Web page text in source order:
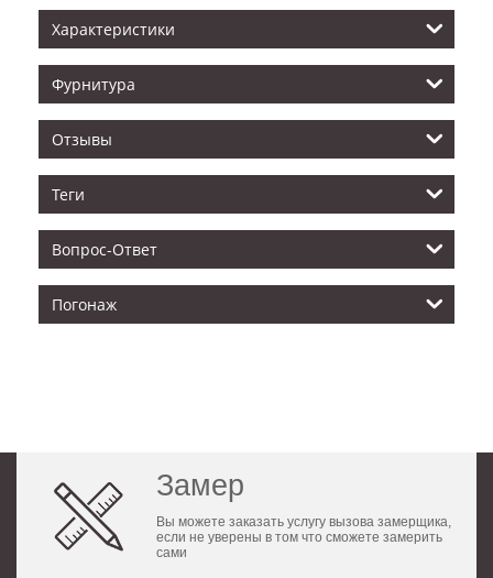
Характеристики
Фурнитура
Отзывы
Теги
Вопрос-Ответ
Погонаж
Замер
Вы можете заказать услугу вызова замерщика,
если не уверены в том что сможете замерить
сами